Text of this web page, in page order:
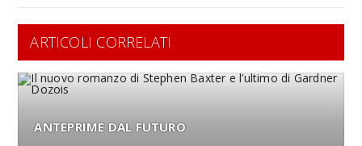
ARTICOLI CORRELATI
ANTEPRIME DAL FUTURO